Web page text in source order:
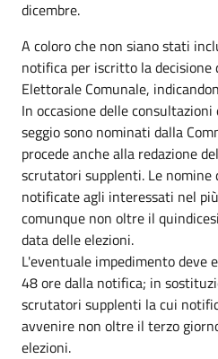
dicembre.
A coloro che non siano stati
notifica per iscritto la decisione
Elettorale Comunale,
In occasione delle
seggio sono nominati dalla
procede anche alla redazione
scrutatori supplenti. Le
notificate agli interessati nel
comunque non oltre il
data delle elezioni.
L'eventuale impedimento deve
48 ore dalla notifica; in
scrutatori supplenti la cui
avvenire non oltre il terzo
elezioni.